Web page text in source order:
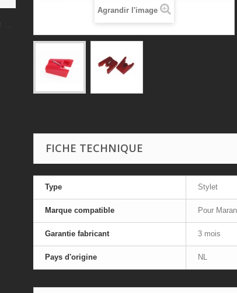
Agrandir l'image
FICHE TECHNIQUE
Type Stylet
Marque compatible Pour
Garantie fabricant 3 mois
Pays d'origine NL